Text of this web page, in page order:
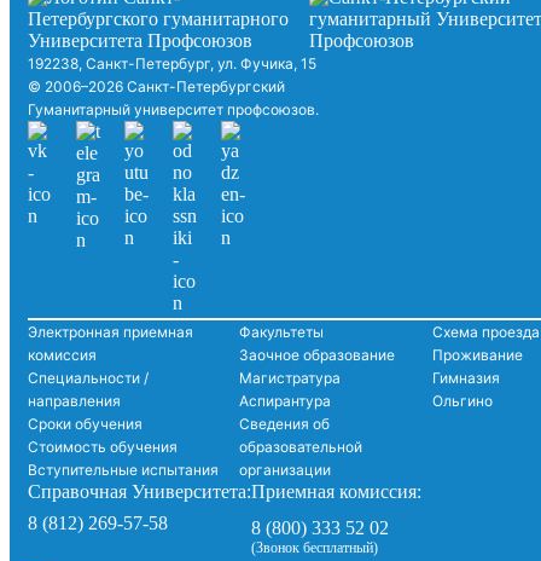
192238, Санкт-Петербург, ул. Фучика, 15
© 2006–2026 Санкт-Петербургский
Гуманитарный университет профсоюзов.
Электронная приемная
комиссия
Специальности /
направления
Сроки обучения
Стоимость обучения
Вступительные испытания
Факультеты
Заочное образование
Магистратура
Аспирантура
Сведения об
образовательной
организации
Схема проезда
Проживание
Гимназия
Ольгино
Справочная Университета:
8 (812) 269-57-58
Приемная комиссия:
8 (800) 333 52 02
(Звонок бесплатный)